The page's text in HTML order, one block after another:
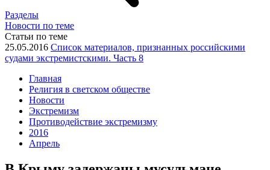
Разделы
Новости по теме
Статьи по теме
25.05.2016 Список материалов, признанных российскими
судами экстремистскими. Часть 8
Главная
Религия в светском обществе
Новости
Экстремизм
Противодействие экстремизму
2016
Апрель